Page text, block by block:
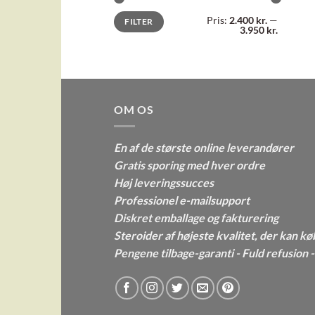
Mindste
pris
Højeste
prisFILTER Pris: 2.400 kr.—
3.950 kr.
OM OS
En af de største online leverandører
Gratis sporing med hver ordre
Høj leveringssucces
Professionel e-mailsupport
Diskret emballage og fakturering
Steroider af højeste kvalitet, der kan
Pengene tilbage-garanti - Fuld